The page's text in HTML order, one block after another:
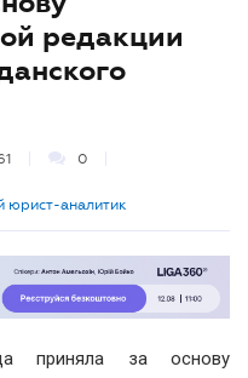
редакции
0
юрист-аналитик
приняла за основу